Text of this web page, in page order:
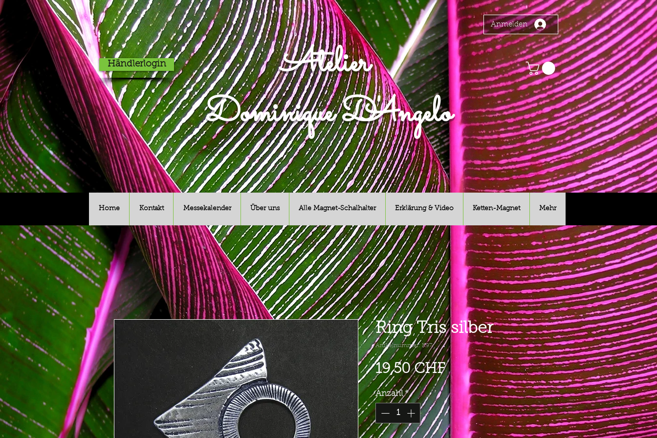
Anmelden
Atelier
Dominique D'Angelo
Händlerlogin
Home Kontakt Messekalender Über uns Alle Magnet-Schalhalter Erklärung & Video Ketten-Magnet Mehr
Ring Tris silber
Artikelnummer: K97
19,50 CHFPreis
Anzahl *